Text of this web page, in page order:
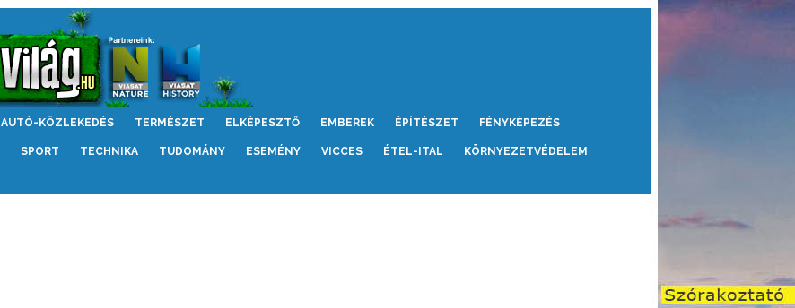
AUTÓ-KÖZLEKEDÉS TERMÉSZET ELKÉPESZTŐ EMBEREK ÉPÍTÉSZET FÉNYKÉPEZÉS
SPORT TECHNIKA TUDOMÁNY ESEMÉNY VICCES ÉTEL-ITAL KÖRNYEZETVÉDELEM